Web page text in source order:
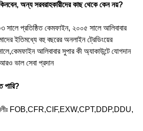
অন্য সরবরাহকারীদের কাছ থেকে কেন নয়?
সালে প্রতিষ্ঠিত কেমফাইন, ২০০৫ সালে আলিবাবার
ইতিমধ্যে বহু বছরের অনলাইন ট্রেডিংয়ের
আলিবাবার সুপার কী অ্যাকাউন্টে যোগদান
ভাল সেবা প্রদান
পারি?
FOB,CFR,CIF,EXW,CPT,DDP,DDU,